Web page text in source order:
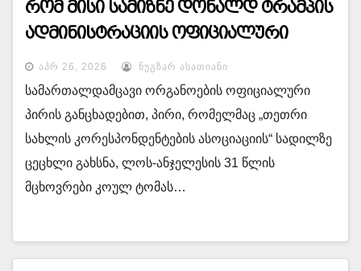
რომ მისი სამიზნე დონალდ ტრამპის
ადმინისტრაციის ოფიციალური
პირები იყვნენ
ᲐᲞᲠ 26, 2026 ᲜᲣᲒᲖᲐᲠ ᲐᲡᲐᲗᲘᲐᲜᲘ
სამართალდამცავი ორგანოების ოფიციალური
პირის განცხადებით, პირი, რომელმაც „თეთრი
სახლის კორესპონდენტების ასოციაციის“ სადილზე
ცეცხლი გახსნა, ლოს-ანჯელესის 31 წლის
მცხოვრები კოულ ტომას…